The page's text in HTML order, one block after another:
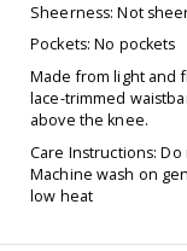
Sheerness: Not
Pockets: No pockets
Made from light and
lace-trimmed
above the knee.
Care Instructions:
Machine wash on
low heat